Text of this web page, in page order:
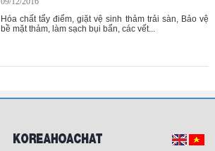
Hóa chất tẩy điểm, giặt vệ sinh thảm trải sàn, Bảo vệ
bề mặt thảm, làm sạch bụi bẩn, các vết...